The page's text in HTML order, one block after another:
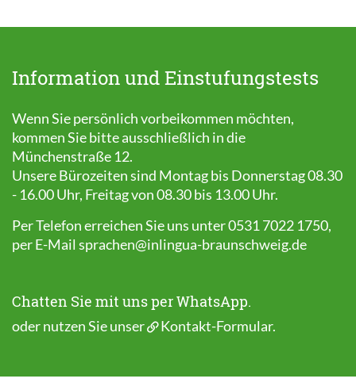
Information und Einstufungstests
Wenn Sie persönlich vorbeikommen möchten,
kommen Sie bitte ausschließlich in die
Münchenstraße 12.
Unsere Bürozeiten sind Montag bis Donnerstag 08.30
- 16.00 Uhr, Freitag von 08.30 bis 13.00 Uhr.
Per Telefon erreichen Sie uns unter 0531 7022 1750,
per E-Mail sprachen@inlingua-braunschweig.de
Chatten Sie mit uns per WhatsApp.
oder nutzen Sie unser Kontakt-Formular.